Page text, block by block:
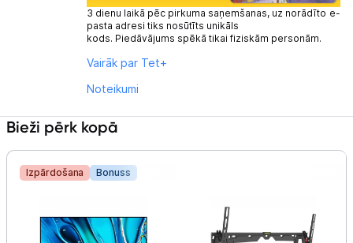
3 dienu laikā pēc pirkuma saņemšanas, uz norādīto e-
pasta adresi tiks nosūtīts unikāls
kods. Piedāvājums spēkā tikai fiziskām personām.
Vairāk par Tet+
Noteikumi
Bieži pērk kopā
Izpārdošana Bonuss